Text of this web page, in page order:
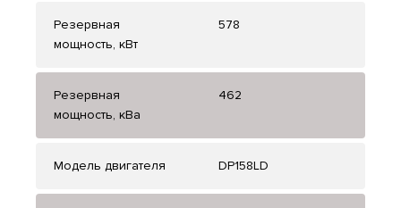
Резервная
мощность, кВт
578
Резервная
мощность, кВа
462
Модель двигателя DP158LD